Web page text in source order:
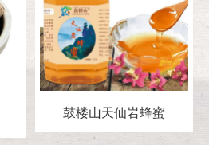
鼓楼山天仙岩蜂蜜